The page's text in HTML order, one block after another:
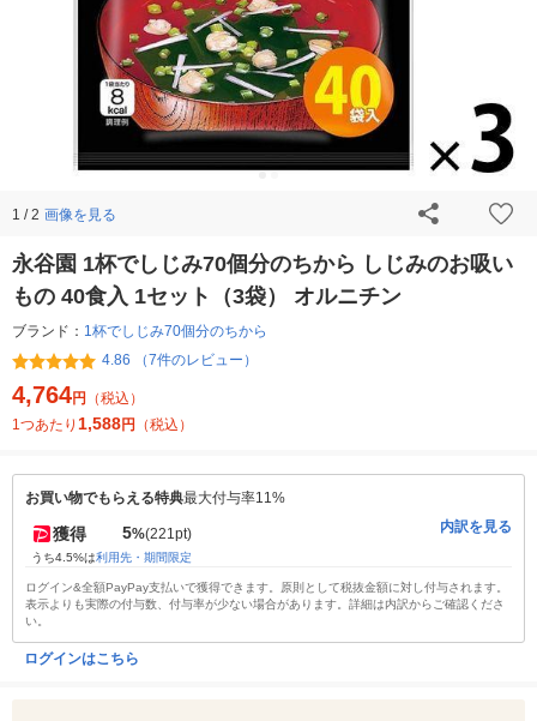
1 / 2 画像を見る
永谷園 1杯でしじみ70個分のちから しじみのお吸い
もの 40食入 1セット（3袋） オルニチン
ブランド： 1杯でしじみ70個分のちから
4.86 （7件のレビュー）
4,764円
（税込）
1つあたり 1,588円 （税込）
お買い物でもらえる特典最大付与率11%
獲得 5%(221pt)
うち4.5%は利用先・期間限定
内訳を見る
ログイン&全額PayPay支払いで獲得できます。原則として税抜金額に対し付与されます。
表示よりも実際の付与数、付与率が少ない場合があります。詳細は内訳からご確認くださ
い。
ログインはこちら